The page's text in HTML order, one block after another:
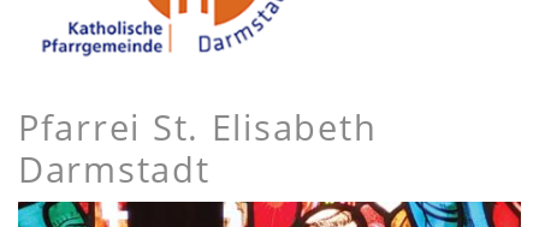
Pfarrei St. Elisabeth
Darmstadt